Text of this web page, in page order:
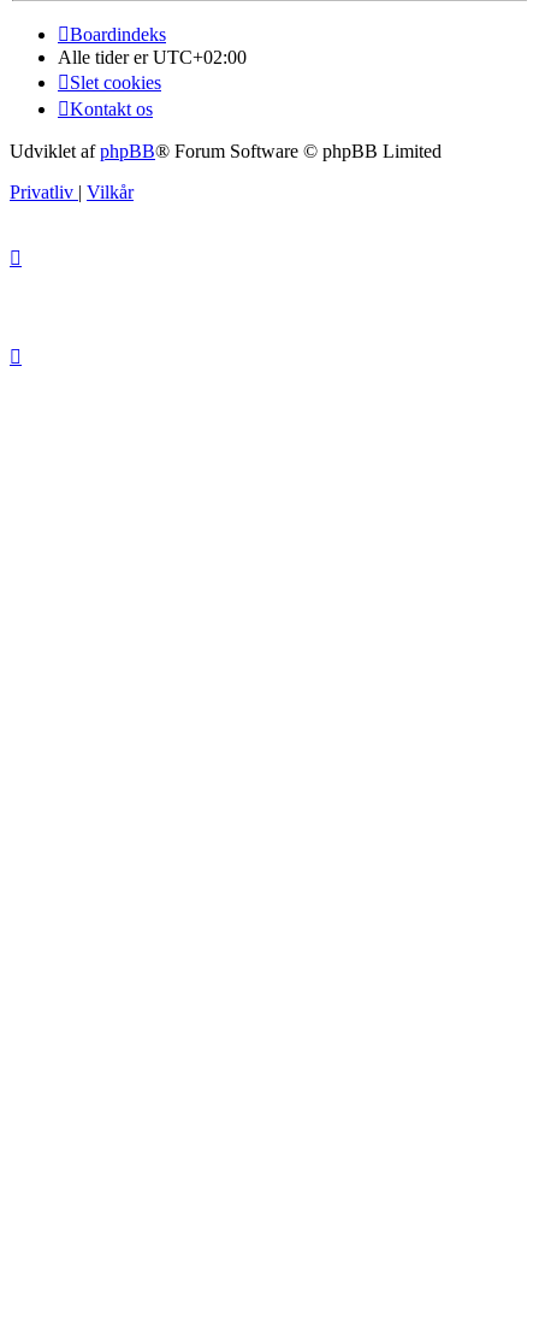
Boardindeks
Alle tider erUTC+02:00
Slet cookies
Kontakt os
Udviklet afphpBB® Forum Software © phpBB Limited
Privatliv
Vilkår